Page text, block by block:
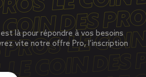
là pour répondre à vos besoins
vite notre offre Pro, l’inscription